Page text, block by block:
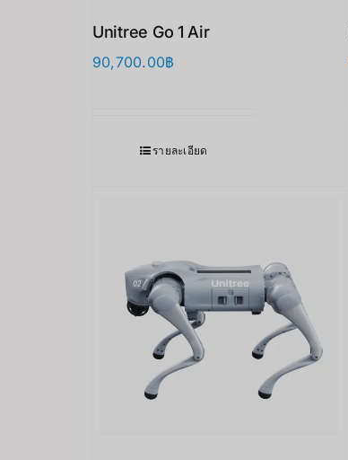
Unitree Go 1 Air
90,700.00฿
รายละเอียด